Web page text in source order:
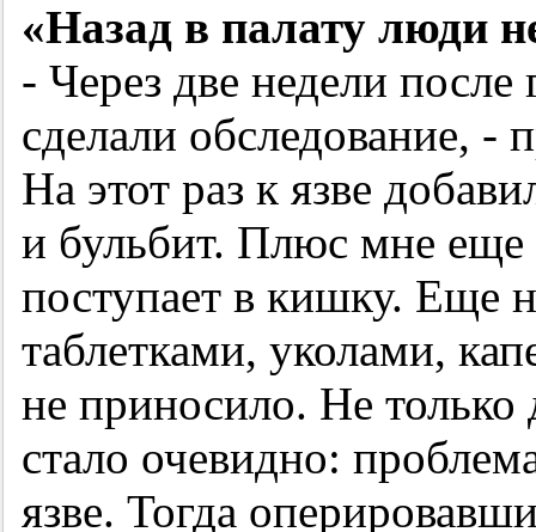
«Назад в палату люди
- Через две недели
сделали обследование, -
На этот раз к язве
и бульбит. Плюс мне еще
поступает в кишку. Еще
таблетками, уколами,
не приносило. Не только
стало очевидно:
язве. Тогда